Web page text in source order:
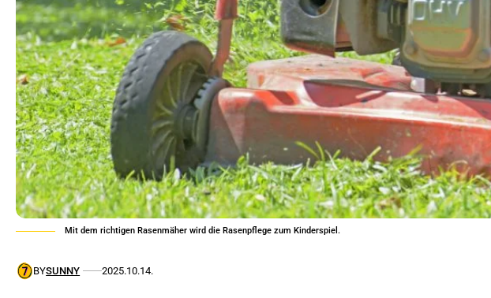
Mit dem richtigen Rasenmäher wird die Rasenpflege zum Kinderspiel.
BYSUNNY 2025.10.14.